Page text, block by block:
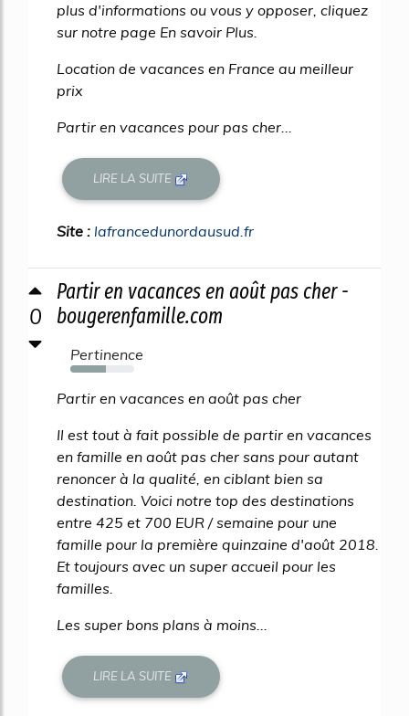
plus d'informations ou vous y opposer, cliquez
sur notre page En savoir Plus.
Location de vacances en France au meilleur
prix
Partir en vacances pour pas cher...
LIRE LA SUITE
Site : lafrancedunordausud.fr
0
Partir en vacances en août pas cher -
bougerenfamille.com
Pertinence
56%
Partir en vacances en août pas cher
Il est tout à fait possible de partir en vacances
en famille en août pas cher sans pour autant
renoncer à la qualité, en ciblant bien sa
destination. Voici notre top des destinations
entre 425 et 700 EUR / semaine pour une
famille pour la première quinzaine d'août 2018.
Et toujours avec un super accueil pour les
familles.
Les super bons plans à moins...
LIRE LA SUITE